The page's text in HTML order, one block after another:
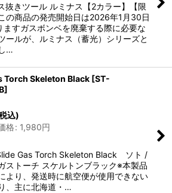
抜きツール ルミナス【2カラー】【限
の商品の発売開始日は2026年1月30日
ますガスボンベを廃棄する際に必要な
ールが、ルミナス（蓄光）シリーズと
…
Torch Skeleton Black [ST-
]
込)
格: 1,980円
Gas Torch Skeleton Black ソト /
ストーチ スケルトンブラック※本製品
より、発送時に航空便が使用できない
、主に北海道・…